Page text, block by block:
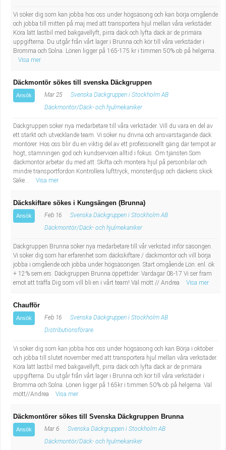
Industriell tillverkning
Installation, drift, underhåll
Kropps- och skönhetsvård
Kultur, media, design
Militärt arbete
Naturbruk
Naturvetenskapligt arbete
Pedagogiskt arbete
Sanering och renhållning
Socialt arbete
Säkerhetsarbete
Tekniskt arbete
Transport
Behandlingsassistent/Socialpedagog
Tandsköterska
Budbilsförare
Tidningsbud/Tidningsdistributör
Lärare i fritidshem/Fritidspedagog
Taxiförare/Taxichaufför
Läkarsekreterare/Vårdadmin/Medicinsk
sekreterare
Lastbilsförare m.fl.
Fastighetsskötare
Informatör/Kommunikatör
Brevbärare
Sjuksköterska, grundutbildad
Kock, storhushåll
Undersköterska, vård- o specialavd. o mottagning
Bibliotekarie
Lärare i gymnasiet
Vi söker dig som kan jobba hos oss under högsäsong och kan börja omgående
och jobba till mitten på maj med att transportera hjul mellan våra verkstäder.
Köra lätt lastbil med bakgavellyft, pirra däck och lyfta däck är de primära
uppgifterna. Du utgår från vårt lager i Brunna och kör till våra verkstäder i
Bromma och Solna. Lönen ligger på 165-175 kr i timmen 50% ob på helgerna.
Visa mer
Däckmontör sökes till svenska Däckgruppen
Ansök Mar 25
Svenska Däckgruppen i Stockholm AB
Däckmontör/Däck- och hjulmekaniker
Däckgruppen söker nya medarbetare till våra verkstäder. Vill du vara en del av
ett starkt och utvecklande team. Vi söker nu drivna och ansvarstagande däck
montörer. Hos oss blir du en viktig del av ett professionellt gäng där tempot är
högt, stämningen god och kundservicen alltid i fokus. Om tjänsten Som
däckmontör arbetar du med att: Skifta och montera hjul på personbilar och
mindre transportfordon Kontrollera lufttryck, mönsterdjup och däckens skick
Säke...
Visa mer
Däckskiftare sökes i Kungsängen (Brunna)
Ansök Feb 16
Svenska Däckgruppen i Stockholm AB
Däckmontör/Däck- och hjulmekaniker
Däckgruppen Brunna söker nya medarbetare till vår verkstad inför säsongen.
Vi söker dig som har erfarenhet som däckskiftare / däckmontör och vill börja
jobba i omgående och jobba under högsäsongen. Start omgående Lön: enl. ök
+ 12% sem.ers. Däckgruppen Brunna öppettider: Vardagar 08-17 Vi ser fram
emot att träffa Dig som vill bli en i vårt team! Väl mött // Andrea
Visa mer
Chaufför
Ansök Feb 16
Svenska Däckgruppen i Stockholm AB
Distributionsförare
Vi söker dig som kan jobba hos oss under högsäsong och kan Börja i oktober
och jobba till slutet november med att transportera hjul mellan våra verkstäder.
Köra lätt lastbil med bakgavellyft, pirra däck och lyfta däck är de primära
uppgifterna. Du utgår från vårt lager i Brunna och kör till våra verkstäder i
Bromma och Solna. Lönen ligger på 165kr i timmen 50% ob på helgerna. Väl
mött//Andrea
Visa mer
Däckmontörer sökes till Svenska Däckgruppen Brunna
Ansök Mar 6
Svenska Däckgruppen i Stockholm AB
Däckmontör/Däck- och hjulmekaniker